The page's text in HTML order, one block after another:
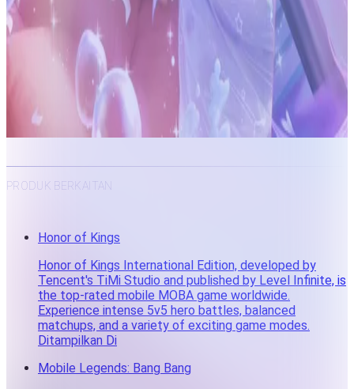
PRODUK BERKAITAN
Honor of Kings
Honor of Kings International Edition, developed by
Tencent's TiMi Studio and published by Level Infinite, is
the top-rated mobile MOBA game worldwide.
Experience intense 5v5 hero battles, balanced
matchups, and a variety of exciting game modes.
Ditampilkan Di
Mobile Legends: Bang Bang